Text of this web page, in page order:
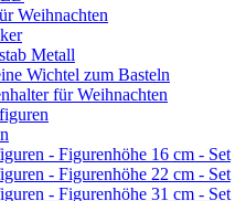
Weihnachten
Metall
Wichtel zum Basteln
für Weihnachten
- Figurenhöhe 16 cm - Set
- Figurenhöhe 22 cm - Set
- Figurenhöhe 31 cm - Set